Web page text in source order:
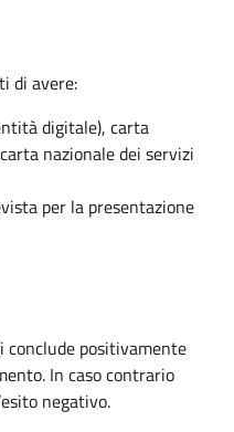
di avere:
digitale), carta
nazionale dei servizi
per la presentazione
positivamente
In caso contrario
negativo.